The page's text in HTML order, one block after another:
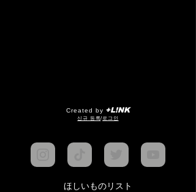
Created by +L!NK
​신규 등록/로그인
ほしいものリスト